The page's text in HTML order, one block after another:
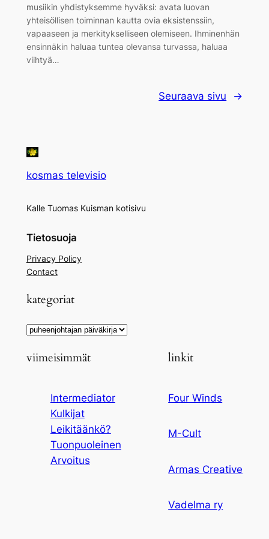
musiikin yhdistyksemme hyväksi: avata luovan
yhteisöllisen toiminnan kautta ovia eksistenssiin,
vapaaseen ja merkitykselliseen olemiseen. Ihminenhän
ensinnäkin haluaa tuntea olevansa turvassa, haluaa
viihtyä…
Seuraava sivu →
kosmas televisio
Kalle Tuomas Kuisman kotisivu
Tietosuoja
Privacy Policy
Contact
kategoriat
Kategoriat
viimeisimmät
Intermediator
Kulkijat
Leikitäänkö?
Tuonpuoleinen
Arvoitus
linkit
Four Winds
M-Cult
Armas Creative
Vadelma ry